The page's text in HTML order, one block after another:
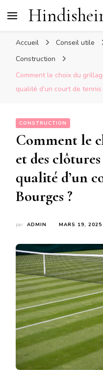
Accueil Conseil utile
Construction
Comment le choix du
qualité d’un court de
CONSTRUCTION
Comment le
et des
qualité d’un
Bourges ?
par ADMIN MARS 19, 2025